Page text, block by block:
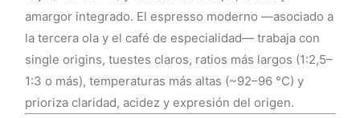
amargor integrado. El espresso moderno —asociado a
la tercera ola y el café de especialidad— trabaja con
single origins, tuestes claros, ratios más largos (1:2,5–
1:3 o más), temperaturas más altas (~92–96 °C) y
prioriza claridad, acidez y expresión del origen.